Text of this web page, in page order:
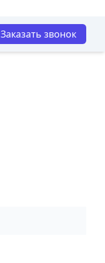
Заказать звонок